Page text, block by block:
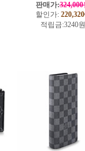
판매가:324,000
할인가: 220,320
적립금:3240원